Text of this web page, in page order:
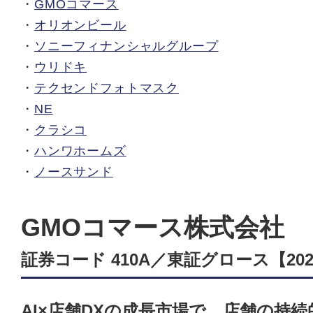
・ GMOコマース
・ オリオンビール
・ ソニーフィナンシャルグループ
・ ウリドキ
・ テクセンドフォトマスク
・ NE
・ クラシコ
・ ハンワホームズ
・ ノースサンド
GMOコマース株式会社
証券コード 410A／東証グロース【